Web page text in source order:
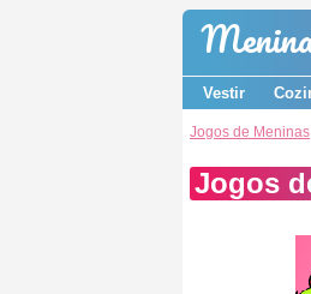
Vestir
Jogos de Meninas
Jogos